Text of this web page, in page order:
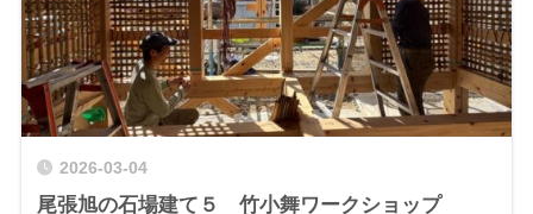
2026-03-04
尾張旭の石場建て５ 竹小舞ワークショップ